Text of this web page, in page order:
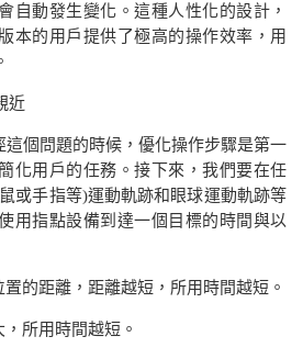
自動發生變化。這種人性化的設計，
本的用戶提供了極高的操作效率，用
近
這個問題的時候，優化操作步驟是第一
化用戶的任務。接下來，我們要在任
或手指等)運動軌跡和眼球運動軌跡等
用指點設備到達一個目標的時間與以
的距離，距離越短，所用時間越短。
所用時間越短。